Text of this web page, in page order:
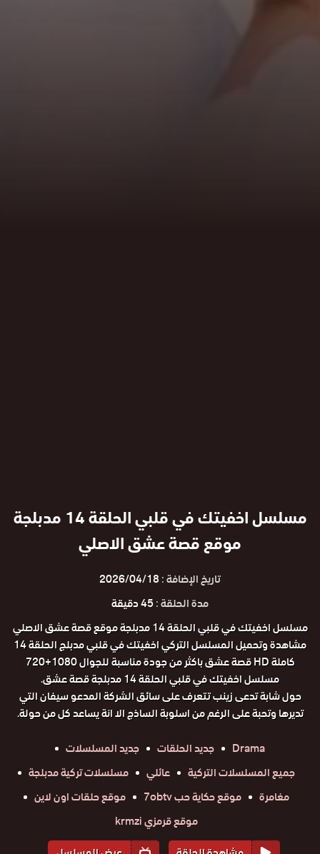
مسلسل اخفيتك في قلبي الحلقة 14 مدبلجة
موقع قصة عشق الاصلي
تاريخ الإضافة :2026/04/18
مدة الحلقة :45 دقيقة
مسلسل اخفيتك في قلبي الحلقة 14 مدبلجة موقع قصة عشق الاصلي
مشاهدة وتحميل المسلسل التركي اخفيتك في قلبي مدبلج الحلقة 14
كاملة HD قصة عشق باكثر من جودة مناسبة للجوال 1080+720
مسلسل اخفيتك في قلبي الحلقة 14 مدبلجة قصة عشق.
حول شابة تدعى زينب تتعرف على سائق الشركة المدعو سيفان التي
تديرها وتحبة على الرغم من اسلوبة الساذج الا انة يساعد كل من حولة.
Drama
جديد الحلقات
جديد المسلسلات
جميع المسلسلات التركية
عائلي
مسلسلات تركية مدبلجة
مغامرة
موقع حكاية حب 7obtv
موقع حلقات اون لاين
موقع قرمزي krmzi